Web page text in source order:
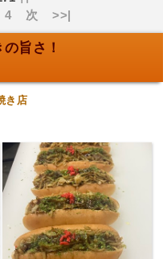
4 次 >>|
旨さ！
き店